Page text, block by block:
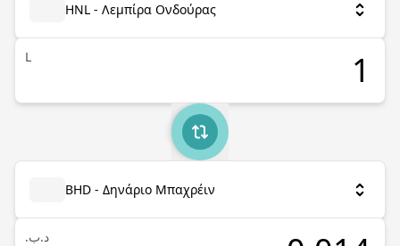
HNL - Λεμπίρα Ονδούρας
L
BHD - Δηνάριο Μπαχρέιν
.د.ب